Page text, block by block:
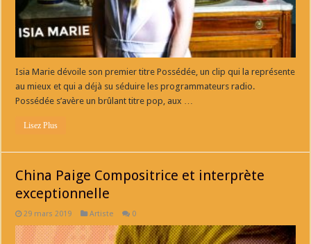
Isia Marie dévoile son premier titre Possédée, un clip qui la représente
au mieux et qui a déjà su séduire les programmateurs radio.
Possédée s’avère un brûlant titre pop, aux …
Lisez Plus
China Paige Compositrice et interprète
exceptionnelle
29 mars 2019 Artiste 0